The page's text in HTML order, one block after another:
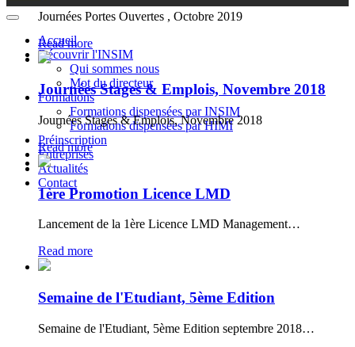
Journées Portes Ouvertes , Octobre 2019
Read more
Journées Stages & Emplois, Novembre 2018
Journées Stages & Emplois, Novembre 2018
Read more
1ère Promotion Licence LMD
Lancement de la 1ère Licence LMD Management…
Read more
Semaine de l'Etudiant, 5ème Edition
Semaine de l'Etudiant, 5ème Edition septembre 2018…
Accueil
Découvrir l'INSIM
Qui sommes nous
Mot du directeur
Formations
Formations dispensées par INSIM
Formations dispensées par HIMI
Préinscription
Entreprises
Actualités
Contact